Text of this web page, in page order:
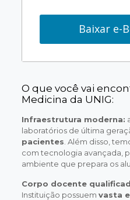
Baixar e-
O que você vai
Medicina da UNIG:
Infraestrutura moderna:
laboratórios de última
pacientes . Além disso,
com tecnologia avançada,
ambiente que prepara os
Corpo docente
Instituição possuem vasta